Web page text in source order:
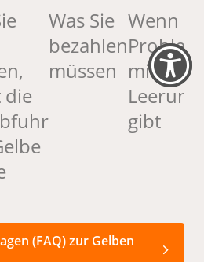
die
Was Sie
bezahlen
müssen
Wenn es
mit der
Leerung
gibt
(FAQ) zur Gelben